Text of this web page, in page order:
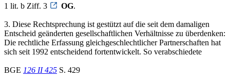
1 lit. b Ziff. 3
OG.
3. Diese Rechtsprechung ist gestützt auf die seit dem damaligen
Entscheid geänderten gesellschaftlichen Verhältnisse zu überdenken:
Die rechtliche Erfassung gleichgeschlechtlicher Partnerschaften hat
sich seit 1992 entscheidend fortentwickelt. So verabschiedete
BGE 126 II 425 S. 429